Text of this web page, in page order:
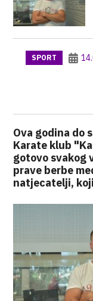
SPORT
Ova godina do
Karate klub
gotovo svakog
prave berbe
natjecatelji,